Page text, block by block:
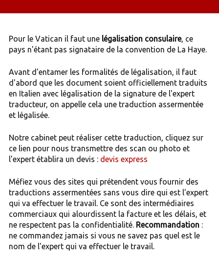
Pour le Vatican il faut une légalisation consulaire, ce
pays n'étant pas signataire de la convention de La Haye.
Avant d'entamer les formalités de légalisation, il faut
d'abord que les document soient officiellement traduits
en Italien avec légalisation de la signature de l'expert
traducteur, on appelle cela une traduction assermentée
et légalisée.
Notre cabinet peut réaliser cette traduction, cliquez sur
ce lien pour nous transmettre des scan ou photo et
l'expert établira un devis : devis express
Méfiez vous des sites qui prétendent vous fournir des
traductions assermentées sans vous dire qui est l'expert
qui va effectuer le travail. Ce sont des intermédiaires
commerciaux qui alourdissent la facture et les délais, et
ne respectent pas la confidentialité. Recommandation:
ne commandez jamais si vous ne savez pas quel est le
nom de l'expert qui va effectuer le travail.